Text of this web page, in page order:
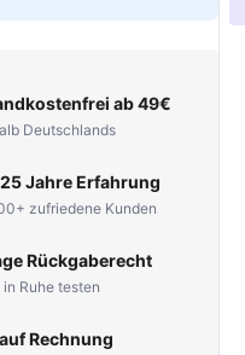
ab 49€
Deutschlands
Jahre Erfahrung
zufriedene Kunden
Rückgaberecht
Ruhe testen
Rechnung